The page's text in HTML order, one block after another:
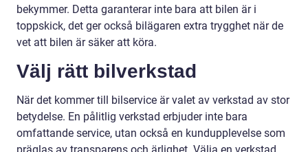
bekymmer. Detta garanterar inte bara att bilen är i
toppskick, det ger också bilägaren extra trygghet när de
vet att bilen är säker att köra.
Välj rätt bilverkstad
När det kommer till bilservice är valet av verkstad av stor
betydelse. En pålitlig verkstad erbjuder inte bara
omfattande service, utan också en kundupplevelse som
präglas av transparens och ärlighet. Välja en verkstad